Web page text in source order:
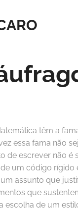
têm a
essa fama não
de escrever não é
um código rígido
assunto que
que
escolha de um